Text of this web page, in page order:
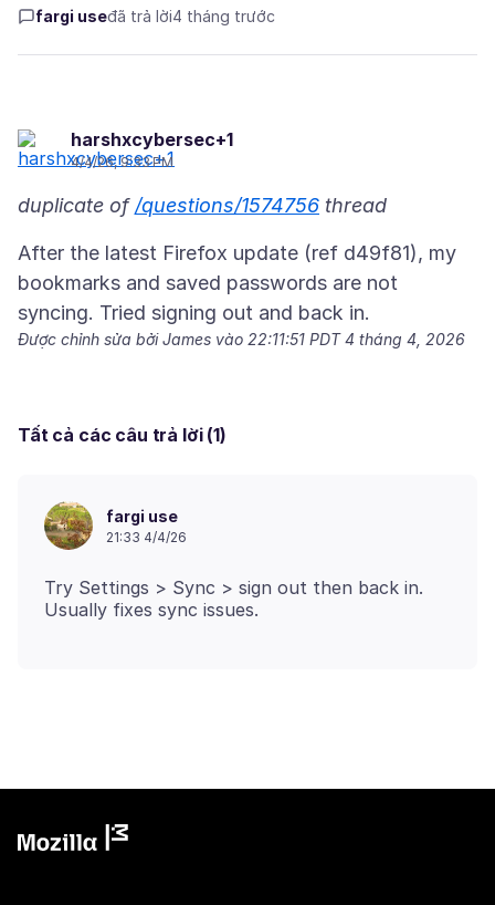
fargi useđã trả lời4 tháng trước
harshxcybersec+1
4/4/26, 9:33 PM
duplicate of/questions/1574756 thread
After the latest Firefox update (ref d49f81), my
bookmarks and saved passwords are not
Được chỉnh sửa bởi James vào 22:11:51 PDT 4 tháng 4, 2026
Tất cả các câu trả lời (1)
fargi use
21:33 4/4/26
Try Settings > Sync > sign out then back in.